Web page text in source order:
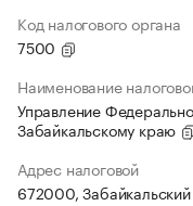
Код налогового органа
7500
Наименование
Управление
Забайкальскому краю
Адрес налоговой
672000,